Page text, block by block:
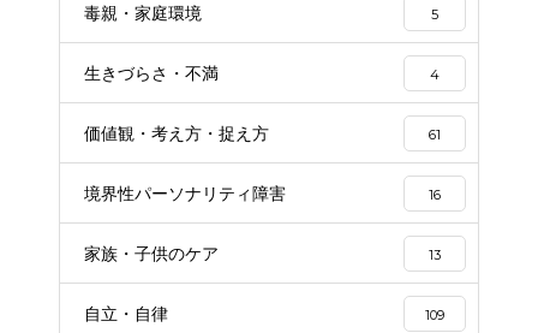
毒親・家庭環境 5
生きづらさ・不満 4
価値観・考え方・捉え方 61
境界性パーソナリティ障害 16
家族・子供のケア 13
自立・自律 109